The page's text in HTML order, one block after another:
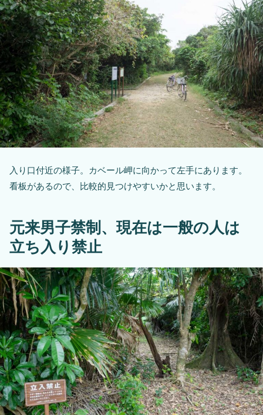
入り口付近の様子。カベール岬に向かって左手にあります。
看板があるので、比較的見つけやすいかと思います。
元来男子禁制、現在は一般の人は
立ち入り禁止